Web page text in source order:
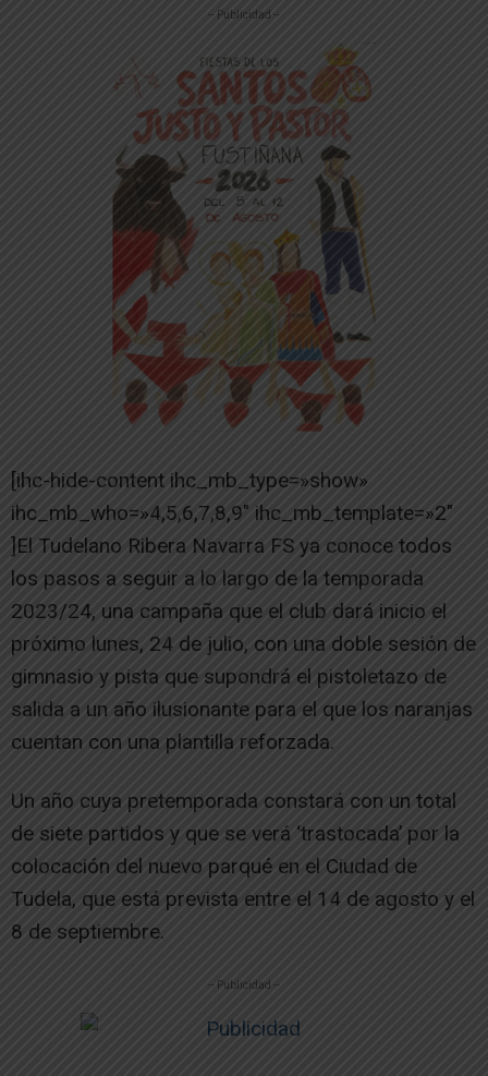
-- Publicidad --
[ihc-hide-content ihc_mb_type=»show»
ihc_mb_who=»4,5,6,7,8,9″ ihc_mb_template=»2″
]El Tudelano Ribera Navarra FS ya conoce todos
los pasos a seguir a lo largo de la temporada
2023/24, una campaña que el club dará inicio el
próximo lunes, 24 de julio, con una doble sesión de
gimnasio y pista que supondrá el pistoletazo de
salida a un año ilusionante para el que los naranjas
cuentan con una plantilla reforzada.
Un año cuya pretemporada constará con un total
de siete partidos y que se verá ‘trastocada’ por la
colocación del nuevo parqué en el Ciudad de
Tudela, que está prevista entre el 14 de agosto y el
8 de septiembre.
-- Publicidad --